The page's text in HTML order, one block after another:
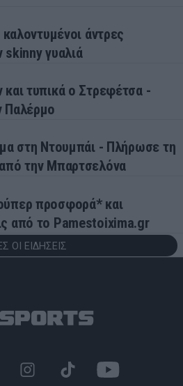
άντρες
γυαλιά
τυπικά ο Στρεφέτσα -
Παλέρμο
στη Ντουμπάι - Πλήρωσε τη
την Μπαρτσελόνα
προσφορά* και
από το Pamestoixima.gr
ΟΙ ΕΙΔΗΣΕΙΣ